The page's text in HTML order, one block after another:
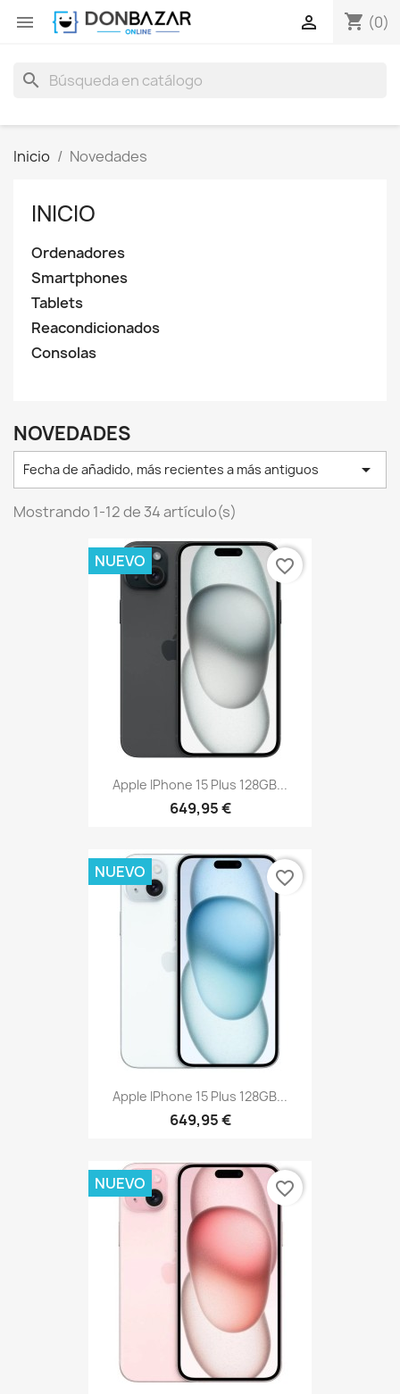
 shopping_cart (0)

search
Inicio Novedades
INICIO
Ordenadores
Smartphones
Tablets
Reacondicionados
Consolas
NOVEDADES
Fecha de añadido, más recientes a más antiguos 
Mostrando 1-12 de 34 artículo(s)
Apple IPhone 15 Plus 128GB...
649,95 €
NUEVO favorite_border
Apple IPhone 15 Plus 128GB...
649,95 €
NUEVO favorite_border
NUEVO favorite_border